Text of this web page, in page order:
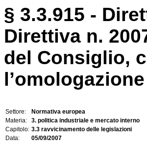
§ 3.3.915 -
Direttiva n.
del Consiglio,
Settore:
Normativa europea
Materia:
3. politica industriale e mercato interno
Capitolo: 3.3 ravvicinamento delle legislazioni
Data:
05/09/2007